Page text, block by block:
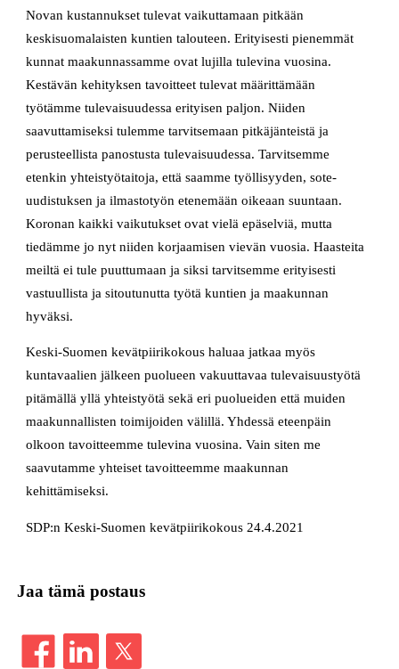
Novan kustannukset tulevat vaikuttamaan pitkään
keskisuomalaisten kuntien talouteen. Erityisesti pienemmät
kunnat maakunnassamme ovat lujilla tulevina vuosina.
Kestävän kehityksen tavoitteet tulevat määrittämään
työtämme tulevaisuudessa erityisen paljon. Niiden
saavuttamiseksi tulemme tarvitsemaan pitkäjänteistä ja
perusteellista panostusta tulevaisuudessa. Tarvitsemme
etenkin yhteistyötaitoja, että saamme työllisyyden, sote-
uudistuksen ja ilmastotyön etenemään oikeaan suuntaan.
Koronan kaikki vaikutukset ovat vielä epäselviä, mutta
tiedämme jo nyt niiden korjaamisen vievän vuosia. Haasteita
meiltä ei tule puuttumaan ja siksi tarvitsemme erityisesti
vastuullista ja sitoutunutta työtä kuntien ja maakunnan
hyväksi.
Keski-Suomen kevätpiirikokous haluaa jatkaa myös
kuntavaalien jälkeen puolueen vakuuttavaa tulevaisuustyötä
pitämällä yllä yhteistyötä sekä eri puolueiden että muiden
maakunnallisten toimijoiden välillä. Yhdessä eteenpäin
olkoon tavoitteemme tulevina vuosina. Vain siten me
saavutamme yhteiset tavoitteemme maakunnan
kehittämiseksi.
SDP:n Keski-Suomen kevätpiirikokous 24.4.2021
Jaa tämä postaus